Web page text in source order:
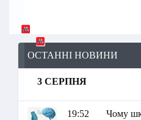
ОСТАННІ НОВИНИ
3 СЕРПНЯ
19:52
Чому